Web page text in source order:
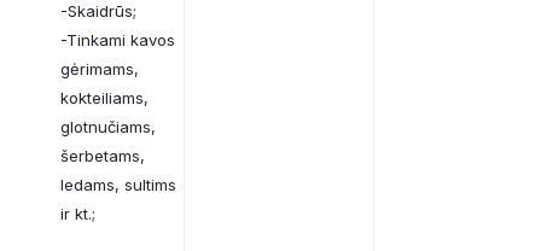
-Skaidrūs;
-Tinkami kavos
gėrimams,
kokteiliams,
glotnučiams,
šerbetams,
ledams, sultims
ir kt.;